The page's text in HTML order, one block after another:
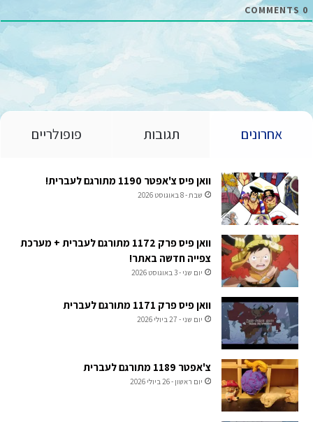
0
אחרונים תגובות פופולריים
וואן פיס צ'אפטר 1190 מתורגם לעברית!
שבת - 8 באוגוסט 2026
וואן פיס פרק 1172 מתורגם לעברית + מערכת
צפייה חדשה באתר!
יום שני - 3 באוגוסט 2026
וואן פיס פרק 1171 מתורגם לעברית
יום שני - 27 ביולי 2026
צ'אפטר 1189 מתורגם לעברית
יום ראשון - 26 ביולי 2026